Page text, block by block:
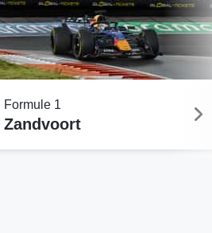
Formule 1
Zandvoort